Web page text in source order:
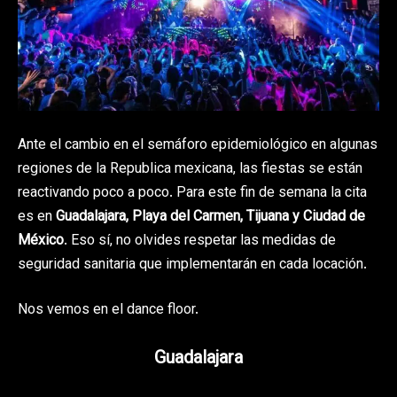
Ante el cambio en el semáforo epidemiológico en algunas
regiones de la Republica mexicana, las fiestas se están
reactivando poco a poco. Para este fin de semana la cita
es enGuadalajara, Playa del Carmen, Tijuana y Ciudad de
México. Eso sí, no olvides respetar las medidas de
seguridad sanitaria que implementarán en cada locación.
Nos vemos en el dance floor.
Guadalajara